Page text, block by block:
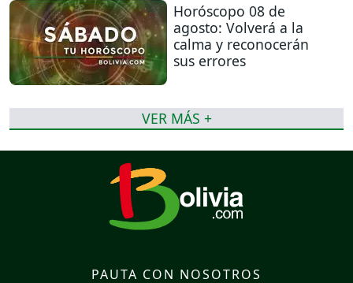
Horóscopo 08 de
agosto: Volverá a la
calma y reconocerán
sus errores
VER MÁS +
PAUTA CON NOSOTROS